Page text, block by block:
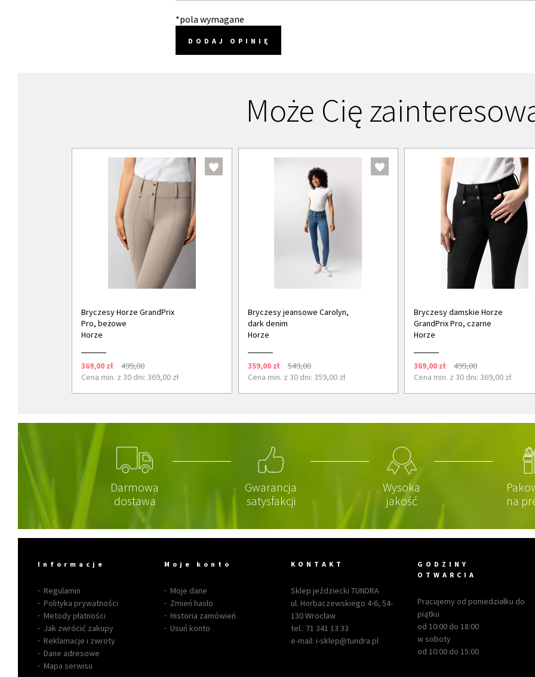
*pola wymagane
DODAJ OPINIĘ
Może Cię
Bryczesy Horze GrandPrix
Pro, beżowe
Horze
369,00 zł
499,00
Cena min. z 30 dni: 369,00 zł
Bryczesy jeansowe Carolyn,
dark denim
Horze
359,00 zł
549,00
Cena min. z 30 dni: 359,00 zł
Bryczesy damskie Horze
GrandPrix Pro, czarne
Horze
369,00 zł
499,00
Cena min. z 30 dni: 369,00 zł
Darmowa
dostawa
Gwarancja
satysfakcji
Wysoka
jakość
na
Informacje
Regulamin
Polityka prywatności
Metody płatności
Jak zwrócić zakupy
Reklamacje i zwroty
Dane adresowe
Mapa serwisu
Moje konto
Moje dane
Zmień hasło
Historia zamówień
Usuń konto
KONTAKT
Sklep jeździecki TUNDRA
ul. Horbaczewskiego 4-6, 54-
130 Wrocław
tel.: 71 341 13 33
e-mail: i-sklep@tundra.pl
GODZINY
OTWARCIA
Pracujemy od poniedziałku do
piątku
od 10:00 do 18:00
w soboty
od 10:00 do 15:00